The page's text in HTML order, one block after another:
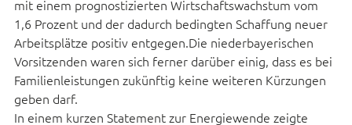
mit einem prognostizierten Wirtschaftswachstum vom
1,6 Prozent und der dadurch bedingten Schaffung neuer
Arbeitsplätze positiv entgegen.Die niederbayerischen
Vorsitzenden waren sich ferner darüber einig, dass es bei
Familienleistungen zukünftig keine weiteren Kürzungen
geben darf.
In einem kurzen Statement zur Energiewende zeigte